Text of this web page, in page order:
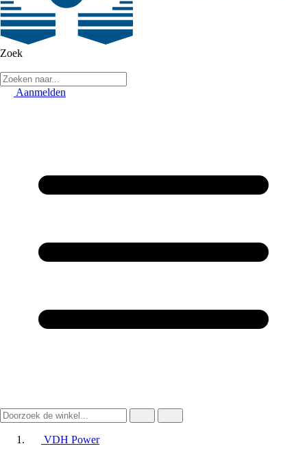
Zoek
Aanmelden
VDH Power